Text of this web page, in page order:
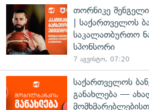
თორნიკე
| საქართველოს
საკალათბურთო
სპონსორი
7 აგვისტო, 07:20
საქართველოს
განახლება —